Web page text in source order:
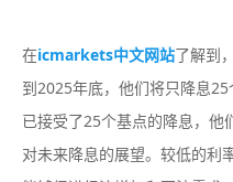
在icmarkets中文网站了解到
到2025年底，他们将只降息
已接受了25个基点的降息，他
对未来降息的展望。较低的利